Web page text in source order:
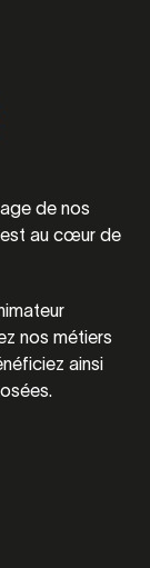
de nos
au cœur de
nos métiers
ainsi